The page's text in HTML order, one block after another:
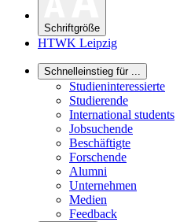
Schriftgröße
HTWK Leipzig
Schnelleinstieg für ...
Studieninteressierte
Studierende
International students
Jobsuchende
Beschäftigte
Forschende
Alumni
Unternehmen
Medien
Feedback